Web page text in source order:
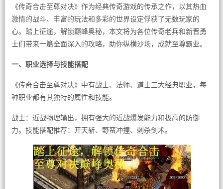
《传奇合击至尊对决》作为经典传奇游戏的传承之作，以其热血
激情的战斗、丰富的玩法和多彩的世界设定俘获了无数玩家的
心。踏上征途，解锁巅峰奥秘，本文将为各位传奇老兵和新晋勇
士们带来一篇全面深入的攻略，助你纵横沙场，成就至尊霸业。
一、职业选择与技能搭配
《传奇合击至尊对决》中有战士、法师、道士三大经典职业，每
种职业都有其独特的属性和技能。
战士：近战物理输出，拥有强大的近战爆发能力和极高的防御
力。技能搭配推荐：开天斩、野蛮冲撞、刺杀剑术。